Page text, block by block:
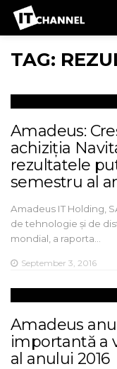
TAG:
Amadeus:
achiziția
rezultatele
semestru al
Amadeus IT Holding,
de tehnologie și de
mondial, a raporta…
September 3, 2016
Amadeus
importantă a
al anului 2016